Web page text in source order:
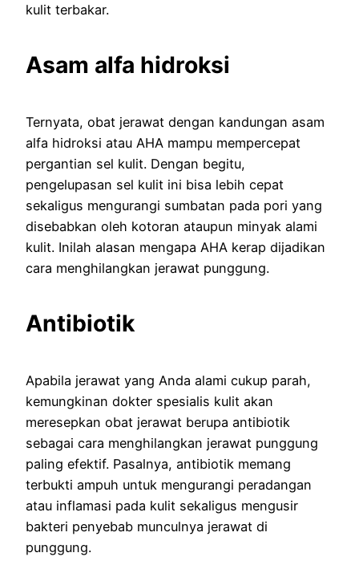
kulit terbakar.
Asam alfa hidroksi
Ternyata, obat jerawat dengan kandungan asam
alfa hidroksi atau AHA mampu mempercepat
pergantian sel kulit. Dengan begitu,
pengelupasan sel kulit ini bisa lebih cepat
sekaligus mengurangi sumbatan pada pori yang
disebabkan oleh kotoran ataupun minyak alami
kulit. Inilah alasan mengapa AHA kerap dijadikan
cara menghilangkan jerawat punggung.
Antibiotik
Apabila jerawat yang Anda alami cukup parah,
kemungkinan dokter spesialis kulit akan
meresepkan obat jerawat berupa antibiotik
sebagai cara menghilangkan jerawat punggung
paling efektif. Pasalnya, antibiotik memang
terbukti ampuh untuk mengurangi peradangan
atau inflamasi pada kulit sekaligus mengusir
bakteri penyebab munculnya jerawat di
punggung.